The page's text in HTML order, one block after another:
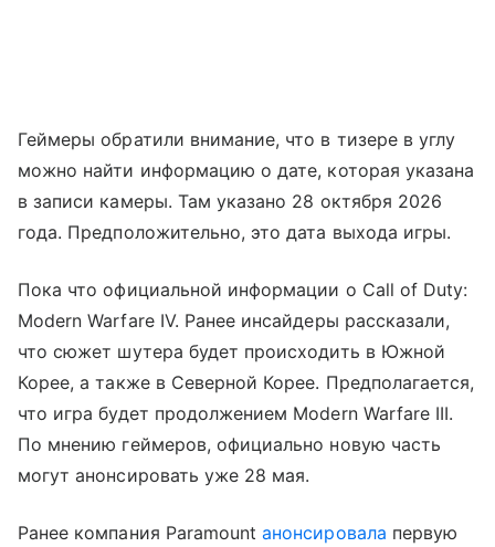
Геймеры обратили внимание, что в тизере в углу
можно найти информацию о дате, которая указана
в записи камеры. Там указано 28 октября 2026
года. Предположительно, это дата выхода игры.
Пока что официальной информации о Call of Duty:
Modern Warfare IV. Ранее инсайдеры рассказали,
что сюжет шутера будет происходить в Южной
Корее, а также в Северной Корее. Предполагается,
что игра будет продолжением Modern Warfare III.
По мнению геймеров, официально новую часть
могут анонсировать уже 28 мая.
Ранее компания Paramountанонсировала первую